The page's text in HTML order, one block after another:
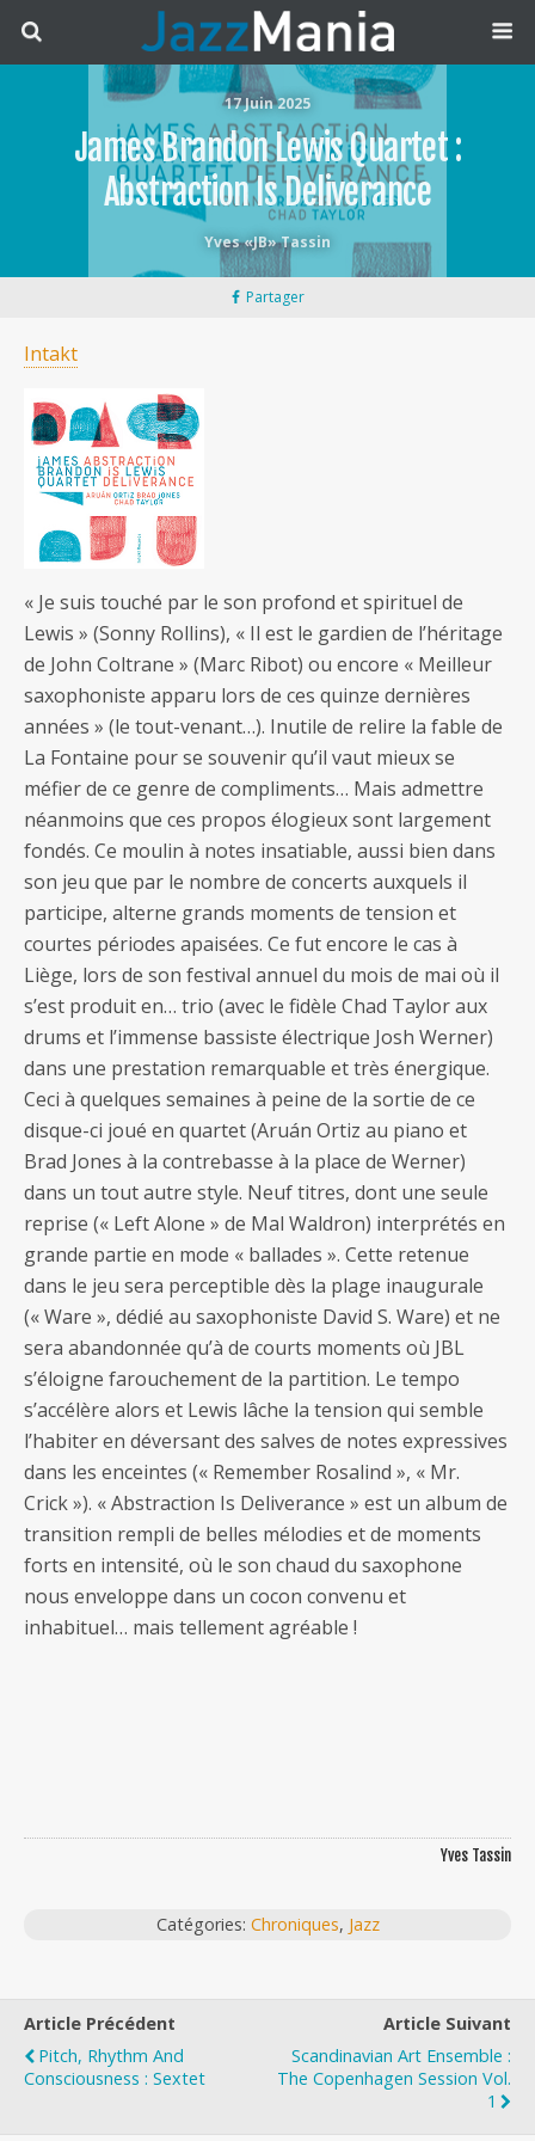
17 Juin 2025
James Brandon Lewis Quartet :
Abstraction Is Deliverance
Yves «JB» Tassin
Partager
Intakt
« Je suis touché par le son profond et spirituel de
Lewis » (Sonny Rollins), « Il est le gardien de l’héritage
de John Coltrane » (Marc Ribot) ou encore « Meilleur
saxophoniste apparu lors de ces quinze dernières
années » (le tout-venant…). Inutile de relire la fable de
La Fontaine pour se souvenir qu’il vaut mieux se
méfier de ce genre de compliments… Mais admettre
néanmoins que ces propos élogieux sont largement
fondés. Ce moulin à notes insatiable, aussi bien dans
son jeu que par le nombre de concerts auxquels il
participe, alterne grands moments de tension et
courtes périodes apaisées. Ce fut encore le cas à
Liège, lors de son festival annuel du mois de mai où il
s’est produit en… trio (avec le fidèle Chad Taylor aux
drums et l’immense bassiste électrique Josh Werner)
dans une prestation remarquable et très énergique.
Ceci à quelques semaines à peine de la sortie de ce
disque-ci joué en quartet (Aruán Ortiz au piano et
Brad Jones à la contrebasse à la place de Werner)
dans un tout autre style. Neuf titres, dont une seule
reprise (« Left Alone » de Mal Waldron) interprétés en
grande partie en mode « ballades ». Cette retenue
dans le jeu sera perceptible dès la plage inaugurale
(« Ware », dédié au saxophoniste David S. Ware) et ne
sera abandonnée qu’à de courts moments où JBL
s’éloigne farouchement de la partition. Le tempo
s’accélère alors et Lewis lâche la tension qui semble
l’habiter en déversant des salves de notes expressives
dans les enceintes (« Remember Rosalind », « Mr.
Crick »). « Abstraction Is Deliverance » est un album de
transition rempli de belles mélodies et de moments
forts en intensité, où le son chaud du saxophone
nous enveloppe dans un cocon convenu et
inhabituel… mais tellement agréable !
Yves Tassin
Catégories: Chroniques, Jazz
Article Précédent
Pitch, Rhythm And
Consciousness : Sextet
Article Suivant
Scandinavian Art Ensemble :
The Copenhagen Session Vol.
1